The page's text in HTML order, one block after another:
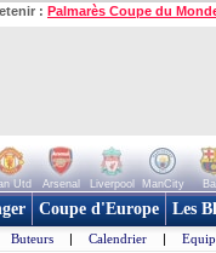
: Palmarès Coupe du
Utd Arsenal Liverpool ManCity
Coupe d'Europe Les
Buteurs | Calendrier |